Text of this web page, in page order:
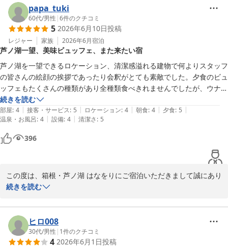
箱根・芦ノ湖　はなをり
箱根・芦ノ湖 はなをり（オリックスホテルズ＆リゾーツ）
2026-07-28
越しいただいた際にもお楽しみいただけると思います。
今後もお客様のご期待にお応えできるよう、スタッフ一同さらに努
力してまいります。
またのお越しを心よりお待ちしております。
ご投稿ありがとうございました。
箱根・芦ノ湖 はなをり（オリックスホテルズ＆リゾーツ）
2026-07-17
papa_tuki
60代/男性 |6件のクチコミ
5 2026年6月10日投稿
レジャー 家族 2026年6月宿泊
芦ノ湖一望、美味ビュッフェ、また来たい宿
芦ノ湖を一望できるロケーション、清潔感溢れる建物で何よりスタッフ
の皆さんの絵顔の挨拶であったり会釈がとても素敵でした。夕食のビュ
ッフェもたくさんの種類があり全種類食べきれませんでしたが、ウナギ
やマグロとブリのお刺身、羊と鶏のステーキ、ローストビーフなどなど
とても美味しくいただきました。生憎の雨模様で富士山が見られません
でしたので、リベンジで晴れの日にまた利用したいと思います。
続きを読む
部屋: 4 | 接客・サービス: 5 | ロケーション: 4 | 朝食: 4 | 夕食: 5 |
温泉・お風呂: 4 | 設備: 4 | 清潔さ: 5
396
この度は、箱根・芦ノ湖 はなをりにご宿泊いただきまして誠にあり
がとうございます。数ある施設の中から当館をお選びいただき、詳
す。ご滞在中、ごゆっくりお過ごしいただけた様子が伺え私共も大
変嬉しく存じます。箱根の名湯と芦ノ湖の雄大な眺望とのコラボレ
ーションが望める温泉や、旬の食材を使用した料理を堪能していた
だけたら幸いでございます。当館のビュッフェのメニューは季節に
続きを読む
ヒロ008
30代/男性 | 1件のクチコミ
4 2026年6月1日投稿